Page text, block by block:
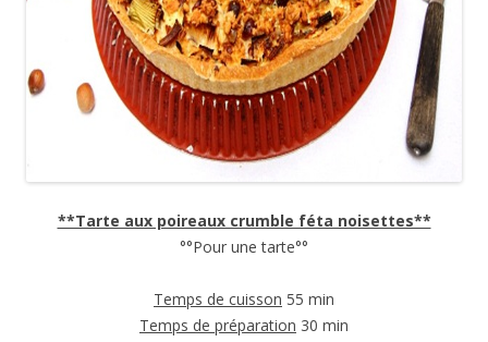
**Tarte aux poireaux crumble féta noisettes**
°°Pour une tarte°°
Temps de cuisson 55 min
Temps de préparation 30 min